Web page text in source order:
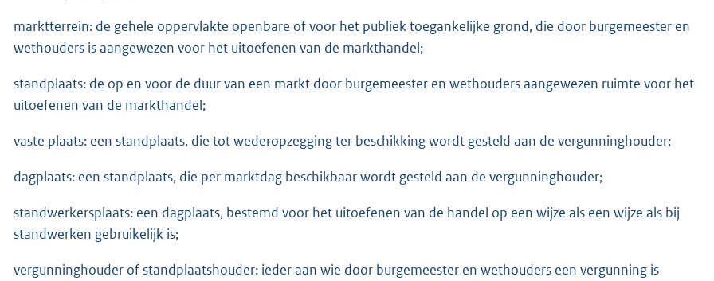
marktterrein: de gehele oppervlakte openbare of voor het publiek toegankelijke grond, die door burgemeester en
wethouders is aangewezen voor het uitoefenen van de markthandel;
standplaats: de op en voor de duur van een markt door burgemeester en wethouders aangewezen ruimte voor het
uitoefenen van de markthandel;
vaste plaats: een standplaats, die tot wederopzegging ter beschikking wordt gesteld aan de vergunninghouder;
dagplaats: een standplaats, die per marktdag beschikbaar wordt gesteld aan de vergunninghouder;
standwerkersplaats: een dagplaats, bestemd voor het uitoefenen van de handel op een wijze als een wijze als bij
standwerken gebruikelijk is;
vergunninghouder of standplaatshouder: ieder aan wie door burgemeester en wethouders een vergunning is